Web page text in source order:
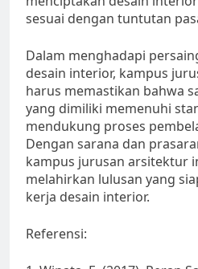
sesuai dengan tuntutan
Dalam menghadapi
desain interior, kampus
harus memastikan bahwa
yang dimiliki memenuhi
mendukung proses
Dengan sarana dan
kampus jurusan arsitektur
melahirkan lulusan yang
kerja desain interior.
Referensi: